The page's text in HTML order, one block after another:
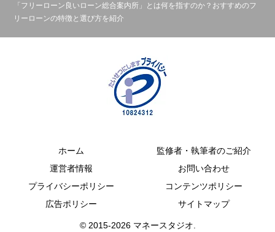
「フリーローン良いローン総合案内所」とは何を指すのか？おすすめのフ
リーローンの特徴と選び方を紹介
ホーム
監修者・執筆者のご紹介
運営者情報
お問い合わせ
プライバシーポリシー
コンテンツポリシー
広告ポリシー
サイトマップ
© 2015-2026 マネースタジオ.